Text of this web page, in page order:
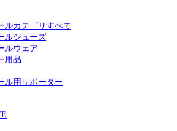
ルカテゴリすべて
ルシューズ
ルウェア
用品
ル用サポーター